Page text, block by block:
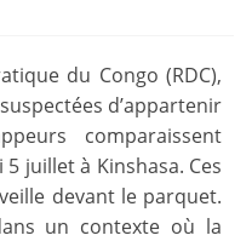
du Congo (RDC),
d’appartenir
comparaissent
juillet à Kinshasa. Ces
devant le parquet.
un contexte où la